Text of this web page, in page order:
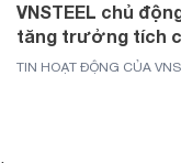
VNSTEEL chủ
tăng trưởng tích
TIN HOẠT ĐỘNG CỦA